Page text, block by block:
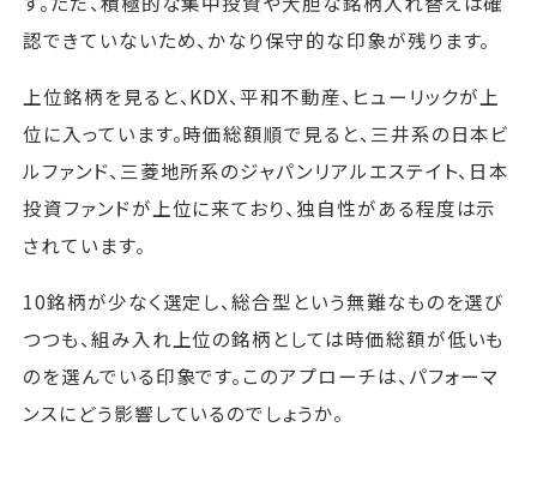
認できていないため、かなり保守的な印象が残ります。
上位銘柄を見ると、KDX、平和不動産、ヒューリックが上
位に入っています。時価総額順で見ると、三井系の日本ビ
ルファンド、三菱地所系のジャパンリアルエステイト、日本
投資ファンドが上位に来ており、独自性がある程度は示
されています。
10銘柄が少なく選定し、総合型という無難なものを選び
つつも、組み入れ上位の銘柄としては時価総額が低いも
のを選んでいる印象です。このアプローチは、パフォーマ
ンスにどう影響しているのでしょうか。